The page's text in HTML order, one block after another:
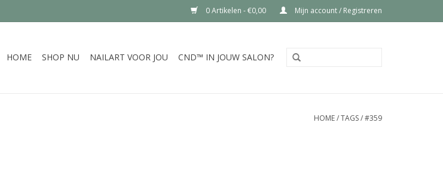
0 Artikelen - €0,00 Mijn account / Registreren
HOME SHOP NU NAILART VOOR JOU CND™ IN JOUW SALON?
HOME/TAGS/#359